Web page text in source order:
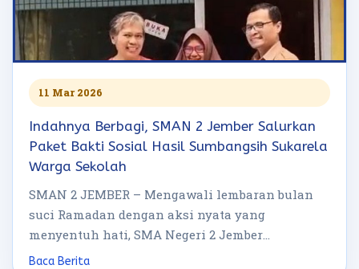
11 Mar 2026
Indahnya Berbagi, SMAN 2 Jember Salurkan
Paket Bakti Sosial Hasil Sumbangsih Sukarela
Warga Sekolah
SMAN 2 JEMBER – Mengawali lembaran bulan
suci Ramadan dengan aksi nyata yang
menyentuh hati, SMA Negeri 2 Jember
menggelar […]
Baca Berita